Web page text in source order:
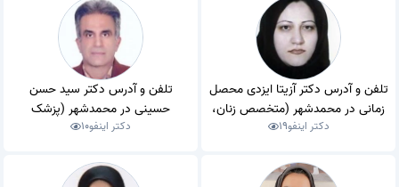
تلفن و آدرس دکتر آزیتا ایزدی محصل
زمانی در محمدشهر (متخصص زنان،
زایمان و نازایی)
دکتر اینفو19
تلفن و آدرس دکتر سید حسن
حسینی در محمدشهر (پزشک
دندانپزشک)
دکتر اینفو10